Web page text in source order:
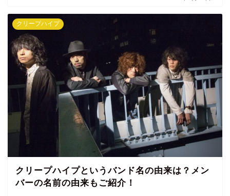
クリープハイプ
クリープハイプというバンド名の由来は？メン
バーの名前の由来もご紹介！